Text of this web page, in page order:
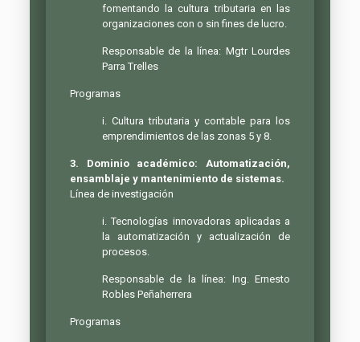
fomentando la cultura tributaria en las
organizaciones con o sin fines de lucro.
Responsable de la línea: Mgtr Lourdes
Parra Trelles
Programas
i. Cultura tributaria y contable para los
emprendimientos de las zonas 5 y 8.
3. Dominio académico: Automatización,
ensamblaje y mantenimiento de sistemas.
Línea de investigación
i. Tecnologías innovadoras aplicadas a
la automatización y actualización de
procesos.
Responsable de la línea: Ing. Ernesto
Robles Peñaherrera
Programas